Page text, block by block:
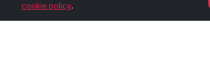
cookie policy.